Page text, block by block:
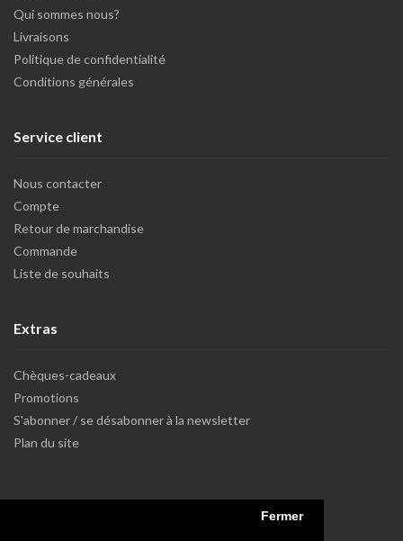
Fermer
Qui sommes nous?
Livraisons
Politique de confidentialité
Conditions générales
Service client
Nous contacter
Compte
Retour de marchandise
Commande
Liste de souhaits
Extras
Chèques-cadeaux
Promotions
S'abonner / se désabonner à la newsletter
Plan du site